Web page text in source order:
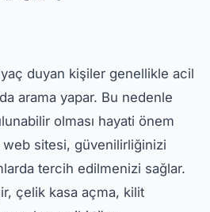
duyan kişiler genellikle acil
arama yapar. Bu nedenle
olması hayati önem
web sitesi, güvenilirliğinizi
tercih edilmenizi sağlar.
çelik kasa açma, kilit